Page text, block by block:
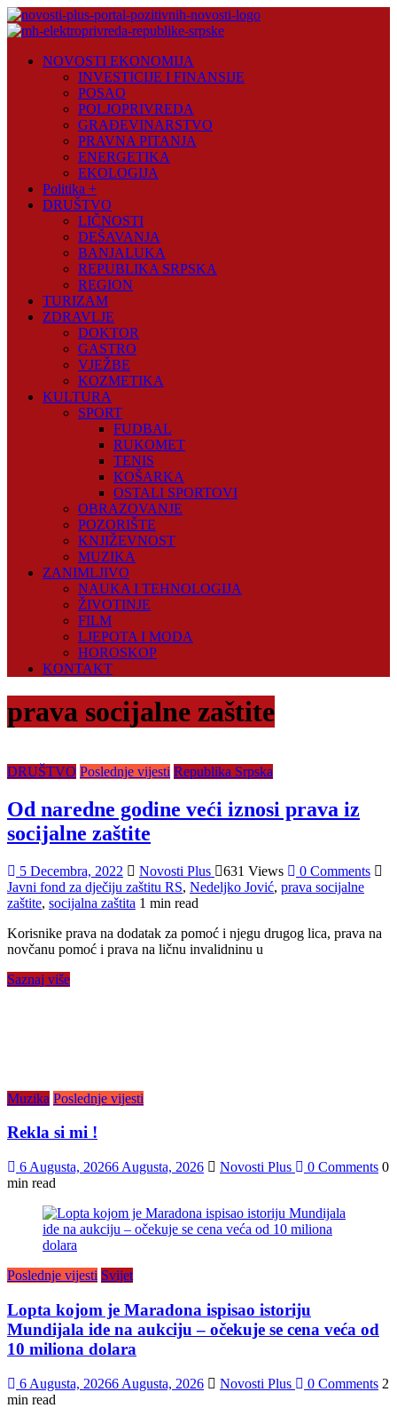
Skip
to
Plus
NOVOSTI EKONOMIJA
INVESTICIJE I FINANSIJE
POSAO
POLJOPRIVREDA
GRAĐEVINARSTVO
PRAVNA PITANJA
ENERGETIKA
EKOLOGIJA
Politika +
DRUŠTVO
LIČNOSTI
DEŠAVANJA
BANJALUKA
REPUBLIKA SRPSKA
REGION
TURIZAM
ZDRAVLJE
DOKTOR
GASTRO
VJEŽBE
KOZMETIKA
KULTURA
SPORT
FUDBAL
RUKOMET
TENIS
KOŠARKA
OSTALI SPORTOVI
OBRAZOVANJE
POZORIŠTE
KNJIŽEVNOST
MUZIKA
ZANIMLJIVO
NAUKA I TEHNOLOGIJA
ŽIVOTINJE
FILM
LJEPOTA I MODA
HOROSKOP
KONTAKT
prava socijalne zaštite
DRUŠTVO Poslednje vijesti Republika Srpska
Od naredne godine veći iznosi prava iz
socijalne zaštite
5 Decembra, 2022 Novosti Plus 631 Views
0 Comments
Javni fond za dječiju zaštitu RS, Nedeljko Jović, prava socijalne
zaštite, socijalna zaštita 1 min read
Korisnike prava na dodatak za pomoć i njegu drugog lica, prava na
novčanu pomoć i prava na ličnu invalidninu u
Saznaj više
Muzika Poslednje vijesti
Rekla si mi !
6 Augusta, 20266 Augusta, 2026 Novosti Plus 0 Comments 0
min read
Poslednje vijesti Svijet
Lopta kojom je Maradona ispisao istoriju
Mundijala ide na aukciju – očekuje se cena veća od
10 miliona dolara
6 Augusta, 20266 Augusta, 2026 Novosti Plus 0 Comments 2
min read